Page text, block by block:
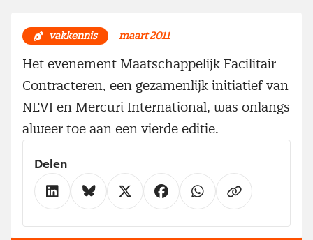
vakkennis maart 2011
Het evenement Maatschappelijk Facilitair
Contracteren, een gezamenlijk initiatief van
NEVI en Mercuri International, was onlangs
alweer toe aan een vierde editie.
Delen